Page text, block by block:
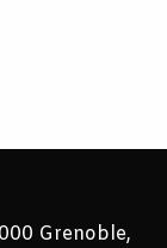
Grenoble,